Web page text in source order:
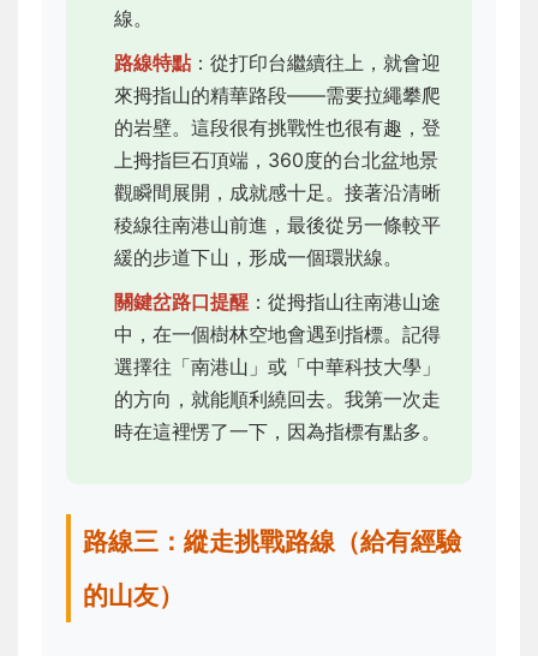
線。
路線特點 ：從打印台繼續往上，就會迎
來拇指山的精華路段——需要拉繩攀爬
的岩壁。這段很有挑戰性也很有趣，登
上拇指巨石頂端，360度的台北盆地景
觀瞬間展開，成就感十足。接著沿清晰
稜線往南港山前進，最後從另一條較平
緩的步道下山，形成一個環狀線。
關鍵岔路口提醒 ：從拇指山往南港山途
中，在一個樹林空地會遇到指標。記得
選擇往「南港山」或「中華科技大學」
的方向，就能順利繞回去。我第一次走
時在這裡愣了一下，因為指標有點多。
路線三：縱走挑戰路線（給有經驗
的山友）